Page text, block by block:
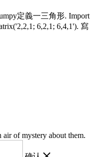
定義一三角形. Import
6,2,1; 6,4,1'). 寫
air of mystery about them.